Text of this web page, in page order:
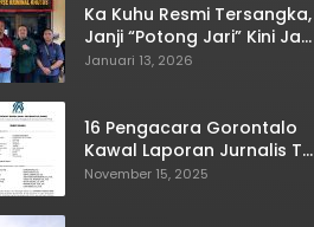
Ka Kuhu Resmi Tersangka,
Janji “Potong Jari” Kini Jadi
Bumerang
Januari 13, 2026
16 Pengacara Gorontalo
Kawal Laporan Jurnalis TV
One
November 15, 2025